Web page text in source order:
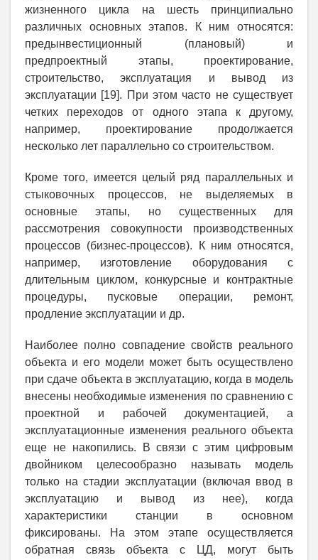
жизненного цикла на шесть принципиально
различных основных этапов. К ним относятся:
предынвестиционный (плановый) и
предпроектный этапы, проектирование,
строительство, эксплуатация и вывод из
эксплуатации [19]. При этом часто не существует
четких переходов от одного этапа к другому,
например, проектирование продолжается
несколько лет параллельно со строительством.
Кроме того, имеется целый ряд параллельных и
стыковочных процессов, не выделяемых в
основные этапы, но существенных для
рассмотрения совокупности производственных
процессов (бизнес-процессов). К ним относятся,
например, изготовление оборудования с
длительным циклом, конкурсные и контрактные
процедуры, пусковые операции, ремонт,
продление эксплуатации и др.
Наиболее полно совпадение свойств реального
объекта и его модели может быть осуществлено
при сдаче объекта в эксплуатацию, когда в модель
внесены необходимые изменения по сравнению с
проектной и рабочей документацией, а
эксплуатационные изменения реального объекта
еще не накопились. В связи с этим цифровым
двойником целесообразно называть модель
только на стадии эксплуатации (включая ввод в
эксплуатацию и вывод из нее), когда
характеристики станции в основном
фиксированы. На этом этапе осуществляется
обратная связь объекта с ЦД, могут быть